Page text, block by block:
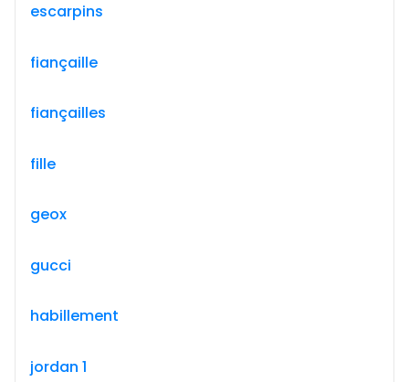
escarpins
fiançaille
fiançailles
fille
geox
gucci
habillement
jordan 1